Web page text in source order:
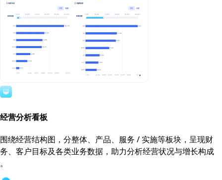
经营分析看板
围绕经营结构图，分整体、产品、服务 / 实施等板块，呈现财
务、客户目标及各类业务数据，助力分析经营状况与增长构成
。